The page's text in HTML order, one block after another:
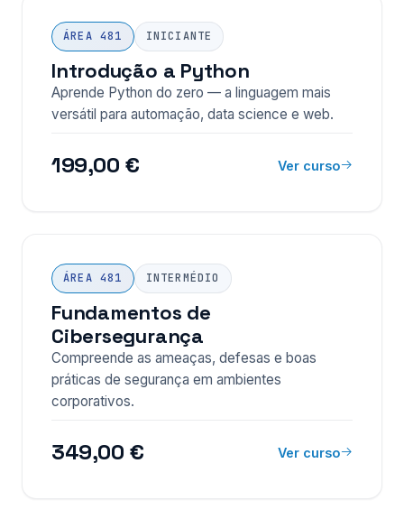
ÁREA 481 INICIANTE
Introdução a Python
Aprende Python do zero — a linguagem mais
versátil para automação, data science e web.
199,00 € Ver curso
ÁREA 481 INTERMÉDIO
Fundamentos de
Cibersegurança
Compreende as ameaças, defesas e boas
práticas de segurança em ambientes
corporativos.
349,00 € Ver curso